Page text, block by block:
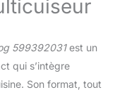
réglable
pour une
facile et
599392031est un
qui s’intègre
Son format, tout